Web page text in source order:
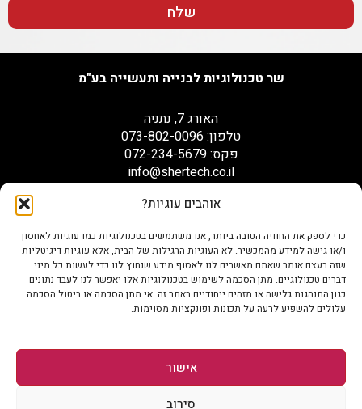
אוהבים עוגיות?
כדי לספק את החוויה הטובה ביותר, אנו משתמשים בטכנולוגיות כמו עוגיות לאחסון
ו/או גישה למידע מהמכשיר. לא העוגיות הרגילות של הבית, אלא עוגיות דיגיטליות
שזה בעצם אומר שאתם מאשרים לנו לאסוף מידע שנחוץ לנו כדי לעשות כל מיני
דברים טכנולוגיים. מתן הסכמה לשימוש בטכנולוגיות אלו יאפשר לנו לעבד נתונים
כגון התנהגות גלישה או מזהים ייחודיים באתר זה. אי מתן הסכמה או ביטול הסכמה
עלולים להשפיע לרעה על תכונות ופונקציות מסוימות.
אישור
סירוב
שלח
שר טכנולוגיות לבנייה ותעשייה בע"מ
האורג 7, נתניה
טלפון: 073-802-0096
פקס: 072-234-5679
info@shertech.co.il
הצהרת נגישות